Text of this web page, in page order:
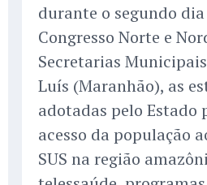
durante o segundo dia
Congresso Norte e
Secretarias
Luís (Maranhão), as
adotadas pelo Estado
acesso da população
SUS na região